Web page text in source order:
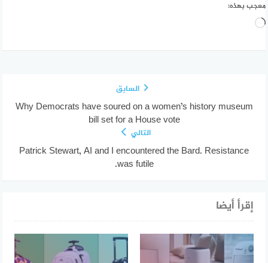
معجب بهذه:
جاري
السابق
Why Democrats have soured on a women’s history museum
bill set for a House vote
التالي
Patrick Stewart, AI and I encountered the Bard. Resistance
was futile.
إقرأ أيضا